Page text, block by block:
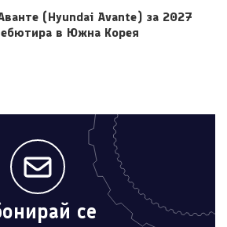
(Hyundai Avante) за 2027
в Южна Корея
се